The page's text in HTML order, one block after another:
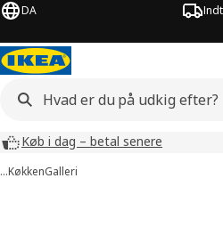
DA
Køb i dag – betal senere
…KøkkenGalleri